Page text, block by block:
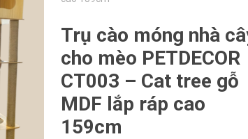
Trụ cào móng nhà
cho mèo PETDECOR
CT003 – Cat tree gỗ
MDF lắp ráp cao
159cm